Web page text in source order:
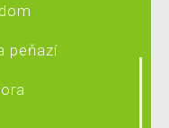
peňazí